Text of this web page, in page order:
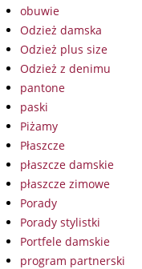
obuwie
Odzież damska
Odzież plus size
Odzież z denimu
pantone
paski
Piżamy
Płaszcze
płaszcze damskie
płaszcze zimowe
Porady
Porady stylistki
Portfele damskie
program partnerski